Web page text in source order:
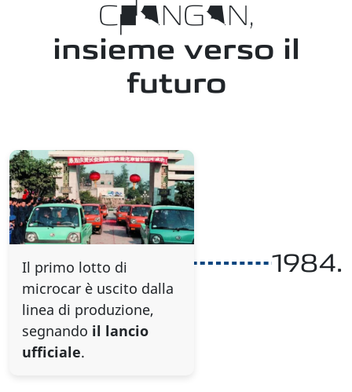
CHANGAN,
insieme verso il
futuro
1984.
Il primo lotto di
microcar è uscito dalla
linea di produzione,
segnando il lancio
ufficiale.